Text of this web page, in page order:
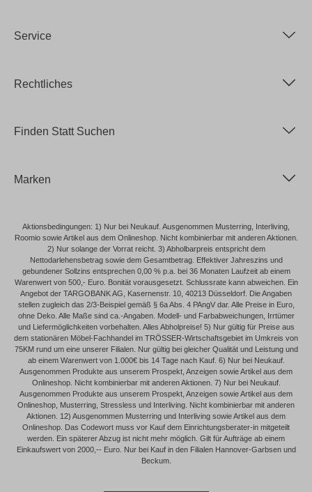
Service
Rechtliches
Finden Statt Suchen
Marken
Aktionsbedingungen: 1) Nur bei Neukauf. Ausgenommen Musterring, Interliving,
Roomio sowie Artikel aus dem Onlineshop. Nicht kombinierbar mit anderen Aktionen.
2) Nur solange der Vorrat reicht. 3) Abholbarpreis entspricht dem
Nettodarlehensbetrag sowie dem Gesamtbetrag. Effektiver Jahreszins und
gebundener Sollzins entsprechen 0,00 % p.a. bei 36 Monaten Laufzeit ab einem
Warenwert von 500,- Euro. Bonität vorausgesetzt. Schlussrate kann abweichen. Ein
Angebot der TARGOBANK AG, Kasernenstr. 10, 40213 Düsseldorf. Die Angaben
stellen zugleich das 2/3-Beispiel gemäß § 6a Abs. 4 PAngV dar. Alle Preise in Euro,
ohne Deko. Alle Maße sind ca.-Angaben. Modell- und Farbabweichungen, Irrtümer
und Liefermöglichkeiten vorbehalten. Alles Abholpreise! 5) Nur gültig für Preise aus
dem stationären Möbel-Fachhandel im TRÖSSER-Wirtschaftsgebiet im Umkreis von
75KM rund um eine unserer Filialen. Nur gültig bei gleicher Qualität und Leistung und
ab einem Warenwert von 1.000€ bis 14 Tage nach Kauf. 6) Nur bei Neukauf.
Ausgenommen Produkte aus unserem Prospekt, Anzeigen sowie Artikel aus dem
Onlineshop. Nicht kombinierbar mit anderen Aktionen. 7) Nur bei Neukauf.
Ausgenommen Produkte aus unserem Prospekt, Anzeigen sowie Artikel aus dem
Onlineshop, Musterring, Stressless und Interliving. Nicht kombinierbar mit anderen
Aktionen. 12) Ausgenommen Musterring und Interliving sowie Artikel aus dem
Onlineshop. Das Codewort muss vor Kauf dem Einrichtungsberater-in mitgeteilt
werden. Ein späterer Abzug ist nicht mehr möglich. Gilt für Aufträge ab einem
Einkaufswert von 2000,-- Euro. Nur bei Kauf in den Filialen Hannover-Garbsen und
Beckum.